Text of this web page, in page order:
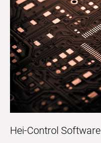
Hei-Control Software